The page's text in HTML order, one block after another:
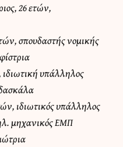
26 ετών,
σπουδαστής νομικής
υπάλληλος
ιδιωτικός υπάλληλος
μηχανικός ΕΜΠ